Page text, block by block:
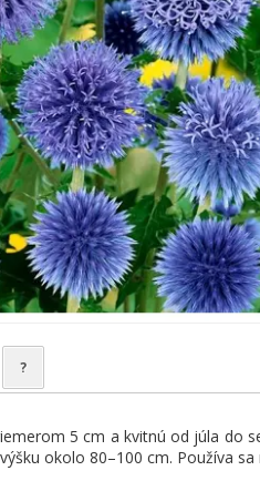
?
5 cm a kvitnú od júla do
okolo 80–100 cm. Používa